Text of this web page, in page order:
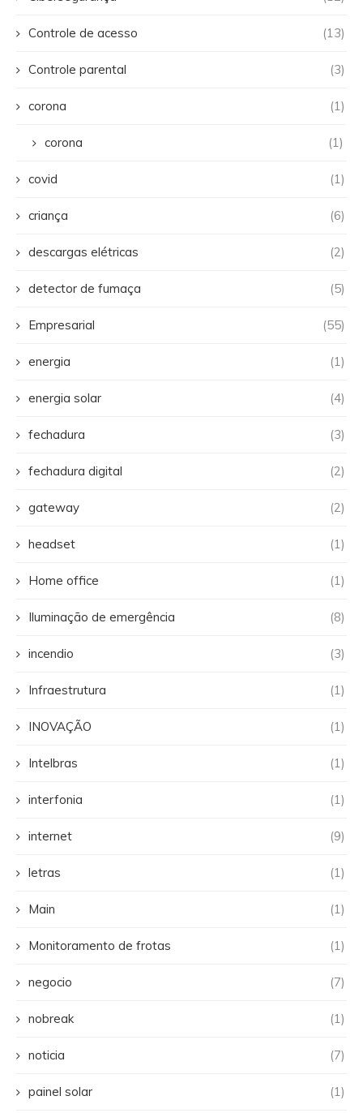
Controle de acesso (13)
Controle parental (3)
corona (1)
corona (1)
covid (1)
criança (6)
descargas elétricas (2)
detector de fumaça (5)
Empresarial (55)
energia (1)
energia solar (4)
fechadura (3)
fechadura digital (2)
gateway (2)
headset (1)
Home office (1)
Iluminação de emergência (8)
incendio (3)
Infraestrutura (1)
INOVAÇÃO (1)
Intelbras (1)
interfonia (1)
internet (9)
letras (1)
Main (1)
Monitoramento de frotas (1)
negocio (7)
nobreak (1)
noticia (7)
painel solar (1)